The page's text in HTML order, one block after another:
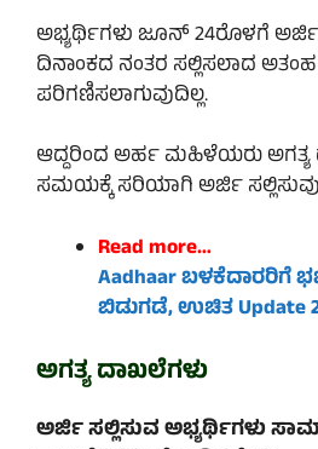
ಅಭ್ಯರ್ಥಿಗಳು ಜೂನ್ 24ರೊಳಗೆ
ದಿನಾಂಕದ ನಂತರ ಸಲ್ಲಿಸಲಾದ
ಪರಿಗಣಿಸಲಾಗುವುದಿಲ್ಲ.
ಆದ್ದರಿಂದ ಅರ್ಹ ಮಹಿಳೆಯರು
ಸಮಯಕ್ಕೆ ಸರಿಯಾಗಿ ಅರ್ಜಿ
Read more…
Aadhaar ಬಳಕೆದಾರರಿಗೆ
ಬಿಡುಗಡೆ, ಉಚಿತ Update
ಅಗತ್ಯ ದಾಖಲೆಗಳು
ಅರ್ಜಿ ಸಲ್ಲಿಸುವ ಅಭ್ಯರ್ಥಿಗಳು